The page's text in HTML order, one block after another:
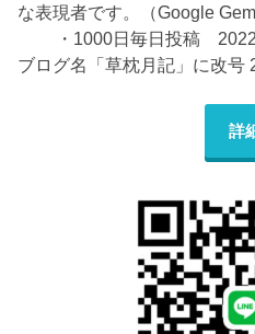
な表現者です。（Google
・1000日毎日投稿
ブログ名「草枕月記」に改号
詳